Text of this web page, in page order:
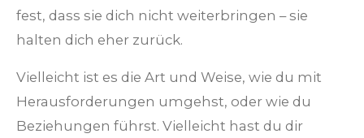
fest, dass sie dich nicht weiterbringen – sie
halten dich eher zurück.
Vielleicht ist es die Art und Weise, wie du mit
Herausforderungen umgehst, oder wie du
Beziehungen führst. Vielleicht hast du dir